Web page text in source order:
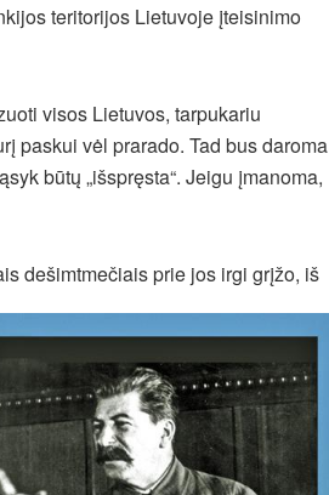
teritorijos Lietuvoje įteisinimo
visos Lietuvos, tarpukariu
paskui vėl prarado. Tad bus daroma
būtų „išspręsta“. Jeigu įmanoma,
dešimtmečiais prie jos irgi grįžo, iš